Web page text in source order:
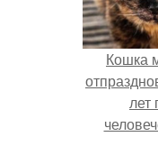
Кошка
лет